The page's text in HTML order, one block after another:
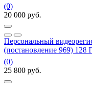
(0)
20 000 руб.
Персональный
(постановление 969) 128
(0)
25 800 руб.